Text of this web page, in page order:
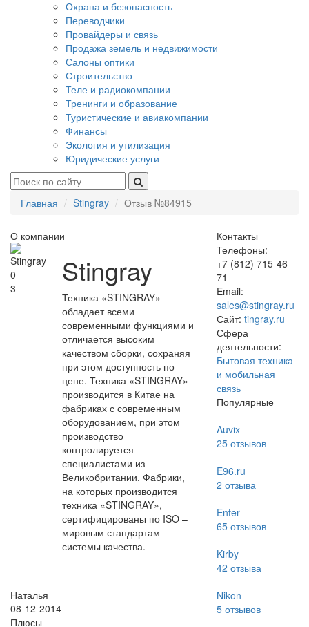
Охрана и безопасность
Переводчики
Провайдеры и связь
Продажа земель и недвижимости
Салоны оптики
Строительство
Теле и радиокомпании
Тренинги и образование
Туристические и авиакомпании
Финансы
Экология и утилизация
Юридические услуги
Главная Stingray Отзыв №84915
О компании
0
3
Stingray
Техника «STINGRAY»
обладает всеми
современными функциями и
отличается высоким
качеством сборки, сохраняя
при этом доступность по
цене. Техника «STINGRAY»
производится в Китае на
фабриках с современным
оборудованием, при этом
производство
контролируется
специалистами из
Великобритании. Фабрики,
на которых производится
техника «STINGRAY»,
сертифицированы по ISO –
мировым стандартам
системы качества.
Наталья
08-12-2014
Плюсы
Контакты
Телефоны:
+7 (812) 715-46-
71
Email:
sales@stingray.ru
Сайт: tingray.ru
Сфера
деятельности:
Бытовая техника
и мобильная
связь
Популярные
Auvix
25отзывов
E96.ru
2 отзыва
Enter
65отзывов
Kirby
42 отзыва
Nikon
5отзывов